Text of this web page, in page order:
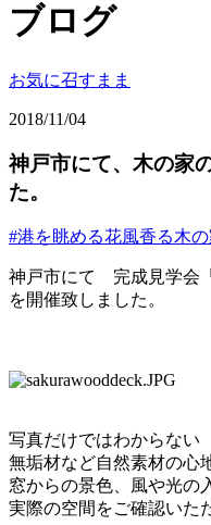
ブログ
お気に召すまま
2018/11/04
神戸市にて、木の家
た。
#港を眺める花風香る木の
神戸市にて 完成見学会
を開催致しました。
写真だけではわからない
無垢材など自然素材の心
窓からの景色、風や光の
実際の空間をご確認いた